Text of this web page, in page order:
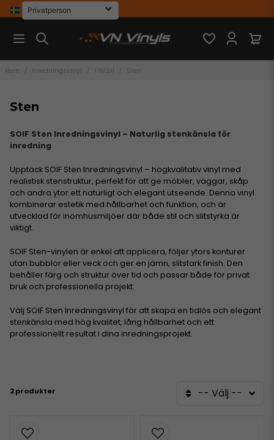
Hem Inredningsvinyl FINISH Sten
Sten
SOIF Sten Inredningsvinyl – Naturlig stenkänsla för
inredning
Upptäck SOIF Sten Inredningsvinyl – högkvalitativ vinyl med
realistisk stenstruktur, perfekt för att ge möbler, väggar, skåp
och andra ytor ett naturligt och elegant utseende. Denna vinyl
kombinerar estetik med hållbarhet och funktion, och är
utvecklad för inomhusmiljöer där både stil och slitstyrka är
viktigt.
SOIF Sten-vinylen är enkel att applicera, följer ytors konturer
utan bubblor eller veck och ger en jämn, slitstark finish. Den
behåller färg och struktur över tid och passar både för privat
bruk och professionella projekt.
Välj SOIF Sten Inredningsvinyl för att skapa en tidlös och elegant
stenkänsla med hög kvalitet, lång hållbarhet och ett
professionellt resultat i dina inredningsprojekt.
2 produkter -- Välj --